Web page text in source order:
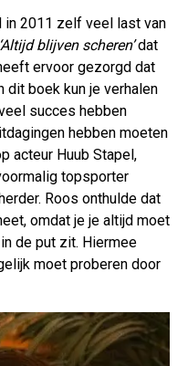
in 2011 zelf veel last van
‘Altijd blijven scheren’dat
ervoor gezorgd dat
dit boek kun je verhalen
succes hebben
hebben moeten
acteur Huub Stapel,
topsporter
Roos onthulde dat
omdat je je altijd moet
de put zit. Hiermee
moet proberen door